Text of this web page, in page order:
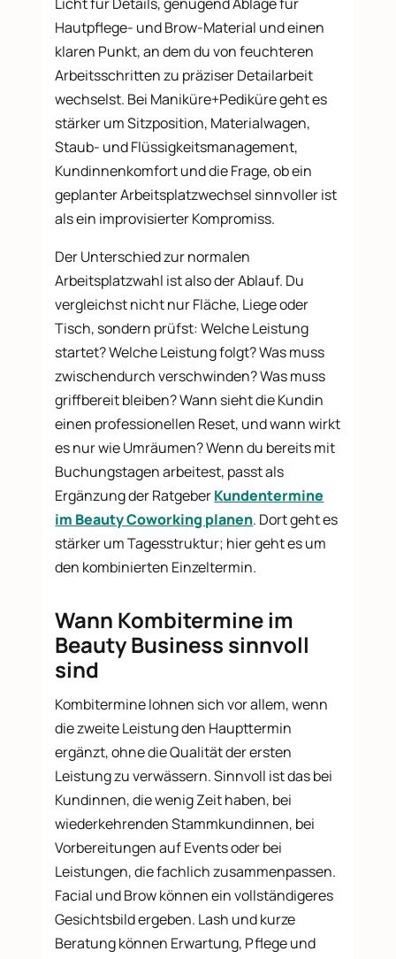
Licht für Details, genügend Ablage für
Hautpflege- und Brow-Material und einen
klaren Punkt, an dem du von feuchteren
Arbeitsschritten zu präziser Detailarbeit
wechselst. Bei Maniküre+Pediküre geht es
stärker um Sitzposition, Materialwagen,
Staub- und Flüssigkeitsmanagement,
Kundinnenkomfort und die Frage, ob ein
geplanter Arbeitsplatzwechsel sinnvoller ist
als ein improvisierter Kompromiss.
Der Unterschied zur normalen
Arbeitsplatzwahl ist also der Ablauf. Du
vergleichst nicht nur Fläche, Liege oder
Tisch, sondern prüfst: Welche Leistung
startet? Welche Leistung folgt? Was muss
zwischendurch verschwinden? Was muss
griffbereit bleiben? Wann sieht die Kundin
einen professionellen Reset, und wann wirkt
es nur wie Umräumen? Wenn du bereits mit
Buchungstagen arbeitest, passt als
Ergänzung der RatgeberKundentermine
im Beauty Coworking planen. Dort geht es
stärker um Tagesstruktur; hier geht es um
den kombinierten Einzeltermin.
Wann Kombitermine im
Beauty Business sinnvoll
sind
Kombitermine lohnen sich vor allem, wenn
die zweite Leistung den Haupttermin
ergänzt, ohne die Qualität der ersten
Leistung zu verwässern. Sinnvoll ist das bei
Kundinnen, die wenig Zeit haben, bei
wiederkehrenden Stammkundinnen, bei
Vorbereitungen auf Events oder bei
Leistungen, die fachlich zusammenpassen.
Facial und Brow können ein vollständigeres
Gesichtsbild ergeben. Lash und kurze
Beratung können Erwartung, Pflege und